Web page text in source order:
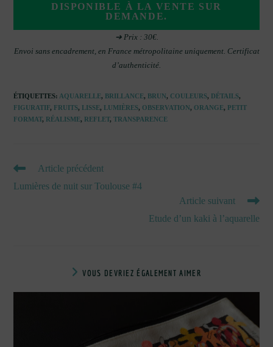
DISPONIBLE À LA VENTE SUR
DEMANDE.
➔ Prix : 30€.
Envoi sans encadrement, en France métropolitaine uniquement. Certificat
d’authenticité.
ÉTIQUETTES: AQUARELLE, BRILLANCE, BRUN, COULEURS, DÉTAILS,
FIGURATIF, FRUITS, LISSE, LUMIÈRES, OBSERVATION, ORANGE, PETIT
FORMAT, RÉALISME, REFLET, TRANSPARENCE
READ
ARTICLES
Article précédent
Lumières de nuit sur Toulouse #4
Article suivant
Etude d’un kaki à l’aquarelle
VOUS DEVRIEZ ÉGALEMENT AIMER